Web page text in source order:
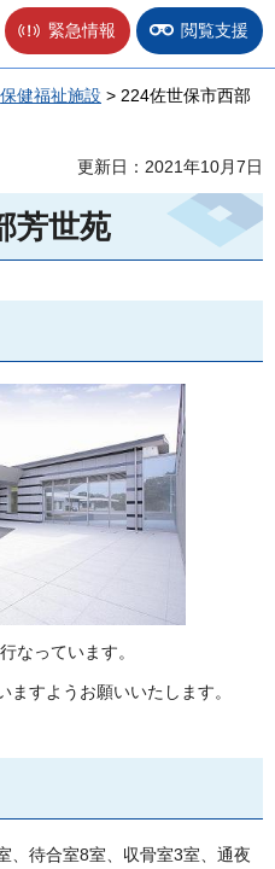
緊急情報 閲覧支援
保健福祉施設 > 224佐世保市西部
更新日：2021年10月7日
芳世苑
なっています。
すようお願いいたします。
、待合室8室、収骨室3室、通夜